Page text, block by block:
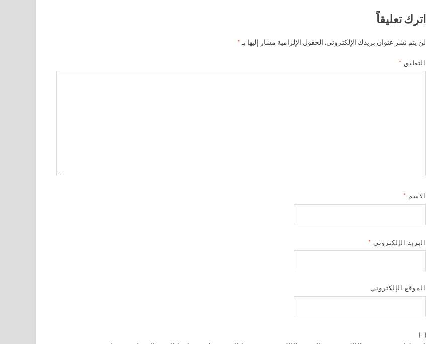
اترك تعليقاً
لن يتم نشر عنوان بريدك الإلكتروني. الحقول الإلزامية مشار إليها بـ *
التعليق *
الاسم *
البريد الإلكتروني *
الموقع الإلكتروني